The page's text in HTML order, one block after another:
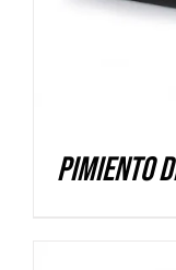
Pimiento